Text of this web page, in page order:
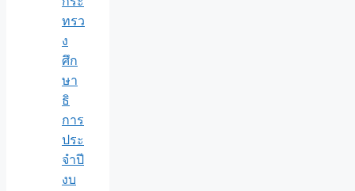
ทรว
ง
ศึก
ษา
ธิ
การ
ประ
จำปี
งบ